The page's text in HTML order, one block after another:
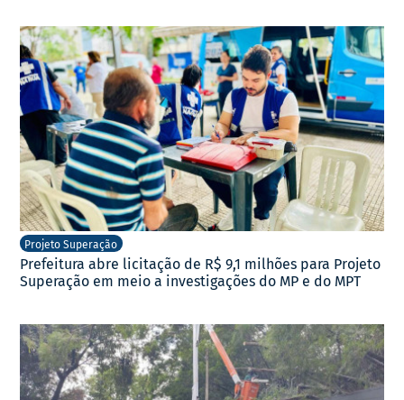
Projeto Superação
Prefeitura abre licitação de R$ 9,1 milhões para Projeto
Superação em meio a investigações do MP e do MPT